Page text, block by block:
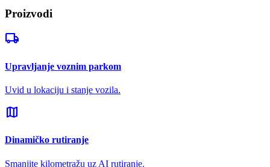
Proizvodi
local_shipping
Upravljanje voznim parkom
Uvid u lokaciju i stanje vozila.
map
Dinamičko rutiranje
Smanjite kilometražu uz AI rutiranje.